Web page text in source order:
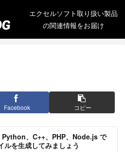
エクセルソフト取り扱い製品
の関連情報をお届け
Facebook コピー
、C++、PHP、Node.js で
ルを生成してみましょう